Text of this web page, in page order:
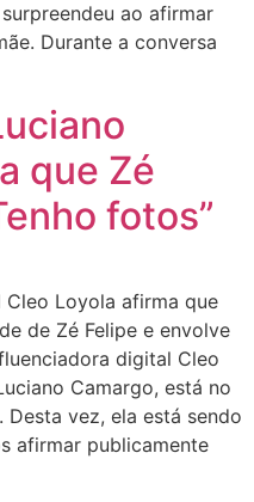
ao afirmar
Durante a conversa
que Zé
fotos”
Cleo Loyola afirma que
de Zé Felipe e envolve
digital Cleo
Camargo, está no
vez, ela está sendo
afirmar publicamente